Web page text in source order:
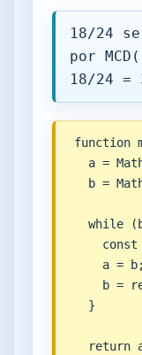
18/24
por
18/24 =
function
a =
b =
while
const
    a = b;
b =
  }
return